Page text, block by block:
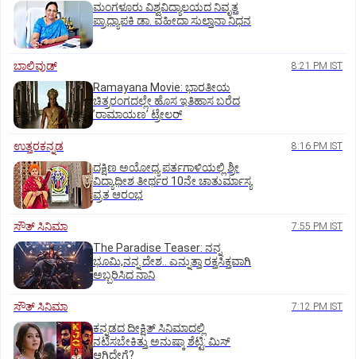
ಮಂಗಳೂರು ವಿಶ್ವವಿದ್ಯಾಲಯದ ನಿವೃತ್ತ
ಪ್ರಾಧ್ಯಾಪಕಿ ಡಾ. ವಹೀದಾ ಸುಲ್ತಾನಾ ನಿಧನ
ಬಾಲಿವುಡ್‌ 8:21 PM IST
Ramayana Movie: ಭಾರತೀಯ
ಚಿತ್ರರಂಗದಲ್ಲೇ ಹೊಸ ಇತಿಹಾಸ ಬರೆದ
ʼರಾಮಾಯಣʼ ಟ್ರೇಲರ್
ಉತ್ತರಕನ್ನಡ 8:16 PM IST
ದಕ್ಷಿಣ ಅಯೋಧ್ಯ ಪರ್ತಗಾಳಿಯಲ್ಲಿ ಶ್ರೀ
ವಿದ್ಯಾಧೀಶ ತೀರ್ಥರ 10ನೇ ಚಾತುರ್ಮಾಸ್ಯ
ವ್ರತ ಆರಂಭ
ಸೌತ್‌ ಸಿನಿಮಾ 7:55 PM IST
The Paradise Teaser: ನನ್ನ
ಭೂಮಿ,ನನ್ನ ದೇಶ.. ಎನ್ನುತ್ತಾ ರಕ್ತಸಿಕ್ತವಾಗಿ
ಅಬ್ಬರಿಸಿದ ನಾನಿ
ಸೌತ್‌ ಸಿನಿಮಾ 7:12 PM IST
ಕನ್ನಡದ ದೀಕ್ಷಿತ್‌ ಸಿನಿಮಾದಲ್ಲಿ
ನಟಿಸಬೇಕಿತ್ತು ಅನುಷ್ಕಾ ಶೆಟ್ಟಿ: ಮಿಸ್‌
ಆಗಿದ್ದೇಗೆ?